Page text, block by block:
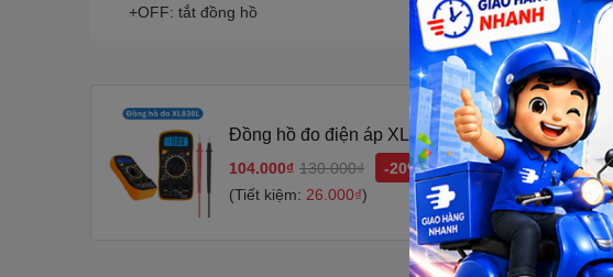
+OFF: tắt đồng hồ
Đồng hồ đo điện áp XL830L
104.000₫ 130.000₫
-20%
(Tiết kiệm: 26.000₫)